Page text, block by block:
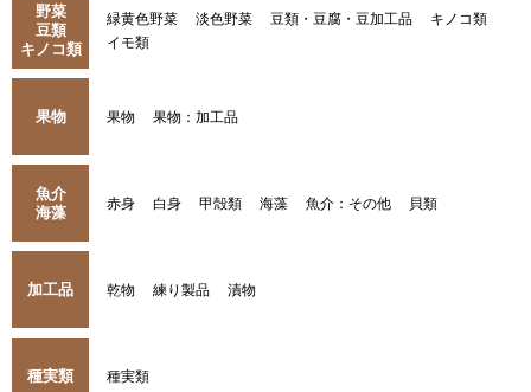
野菜
豆類
キノコ類
緑黄色野菜 淡色野菜 豆類・豆腐・豆加工品
キノコ類
イモ類
果物 果物 果物：加工品
魚介
海藻
赤身 白身 甲殻類 海藻 魚介：その他 貝類
加工品 乾物 練り製品 漬物
種実類 種実類